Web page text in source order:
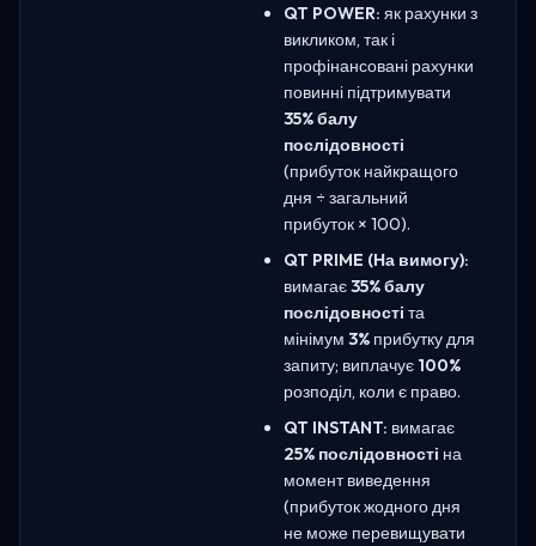
QT POWER: як рахунки з
викликом, так і
профінансовані рахунки
повинні підтримувати
35% балу
послідовності
(прибуток найкращого
дня ÷ загальний
прибуток × 100).
QT PRIME (На вимогу):
вимагає35% балу
послідовності та
мінімум 3% прибутку для
запиту; виплачує 100%
розподіл, коли є право.
QT INSTANT: вимагає
25% послідовності на
момент виведення
(прибуток жодного дня
не може перевищувати